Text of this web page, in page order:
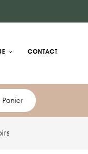
CONTACT
Panier